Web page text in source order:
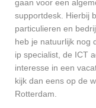
gaan voor een
supportdesk. Hierbij
particulieren en
heb je natuurlijk nog
ip specialist, de ICT
interesse in een
kijk dan eens op de
Rotterdam.